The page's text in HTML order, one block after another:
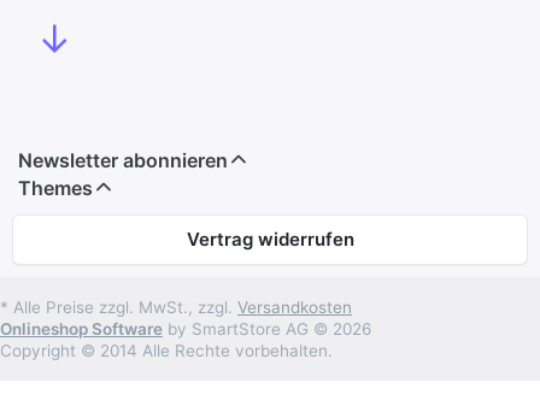
↓
Newsletter abonnieren
Themes
Vertrag widerrufen
* Alle Preise zzgl. MwSt., zzgl. Versandkosten
Onlineshop Software by SmartStore AG © 2026
Copyright © 2014 Alle Rechte vorbehalten.